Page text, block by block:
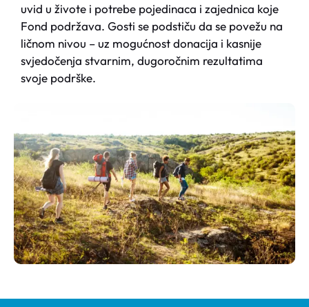
uvid u živote i potrebe pojedinaca i zajednica koje
Fond podržava. Gosti se podstiču da se povežu na
ličnom nivou – uz mogućnost donacija i kasnije
svjedočenja stvarnim, dugoročnim rezultatima
svoje podrške.